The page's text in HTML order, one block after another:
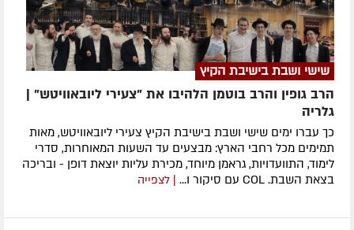
שישי ושבת בישיבת הקיץ
הרב גופין והרב בוטמן הלהיבו את "צעירי ליובאוויטש" |
גלריה
כך עברו ימים שישי ושבת בישיבת הקיץ צעירי ליובאוויטש, מאות
תמימים מכל רחבי הארץ: מבצעים עד השעות המאוחרות, סדרי
לימוד, התוועדויות, גראמן מיוחד, מכירת עליות יוצאת דופן - ובריכה
בצאת השבת. COL עם סיקור ו...
| לצפייה